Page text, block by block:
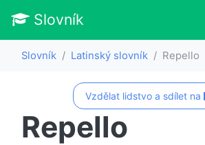
Slovník
Slovník Latinský slovník Repello
Vzdělat lidstvo a sdílet na
Repello